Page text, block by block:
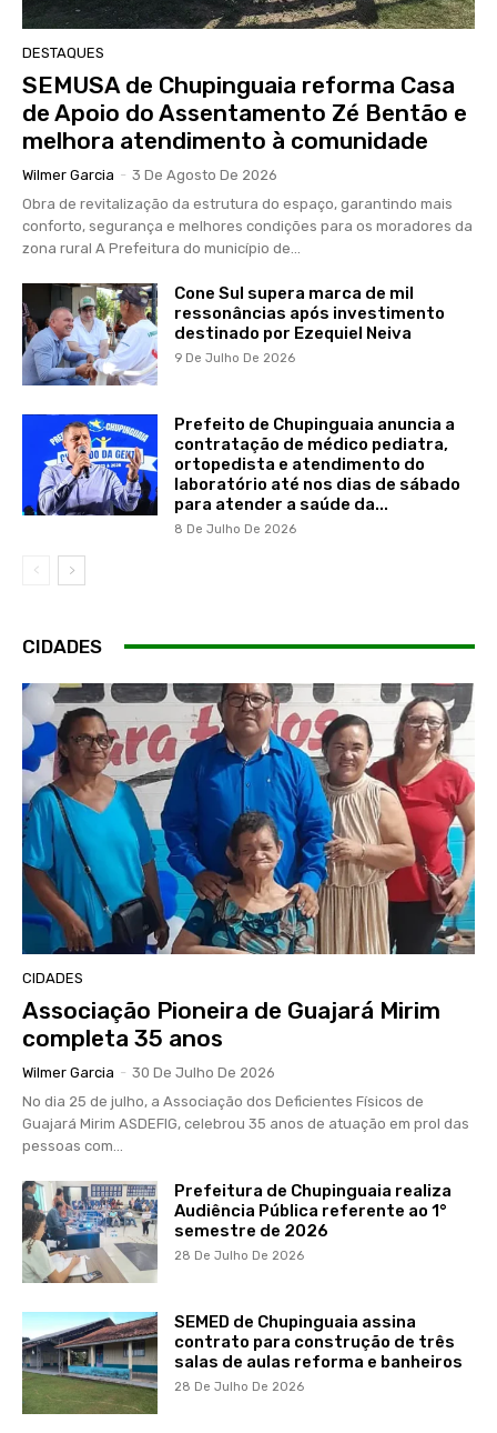
DESTAQUES
SEMUSA de Chupinguaia reforma Casa
de Apoio do Assentamento Zé Bentão e
melhora atendimento à comunidade
Wilmer Garcia - 3 De Agosto De 2026
Obra de revitalização da estrutura do espaço, garantindo mais
conforto, segurança e melhores condições para os moradores da
zona rural A Prefeitura do município de...
Cone Sul supera marca de mil
ressonâncias após investimento
destinado por Ezequiel Neiva
9 De Julho De 2026
Prefeito de Chupinguaia anuncia a
contratação de médico pediatra,
ortopedista e atendimento do
laboratório até nos dias de sábado
para atender a saúde da...
8 De Julho De 2026
CIDADES
CIDADES
Associação Pioneira de Guajará Mirim
completa 35 anos
Wilmer Garcia - 30 De Julho De 2026
No dia 25 de julho, a Associação dos Deficientes Físicos de
Guajará Mirim ASDEFIG, celebrou 35 anos de atuação em prol das
pessoas com...
Prefeitura de Chupinguaia realiza
Audiência Pública referente ao 1°
semestre de 2026
28 De Julho De 2026
SEMED de Chupinguaia assina
contrato para construção de três
salas de aulas reforma e banheiros
28 De Julho De 2026